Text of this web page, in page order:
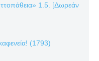
1.5. [Δωρεάν
(1793)